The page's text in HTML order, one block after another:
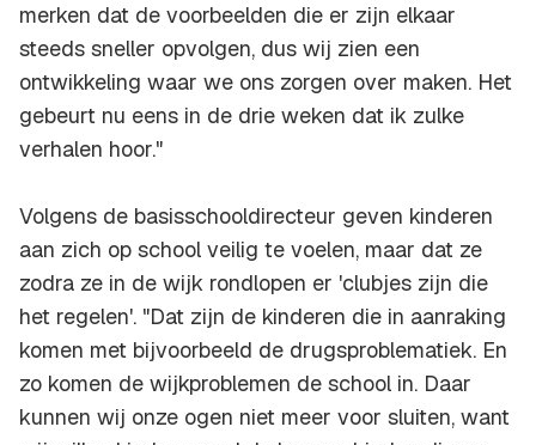
merken dat de voorbeelden die er zijn elkaar
steeds sneller opvolgen, dus wij zien een
ontwikkeling waar we ons zorgen over maken. Het
gebeurt nu eens in de drie weken dat ik zulke
verhalen hoor."
Volgens de basisschooldirecteur geven kinderen
aan zich op school veilig te voelen, maar dat ze
zodra ze in de wijk rondlopen er 'clubjes zijn die
het regelen'. "Dat zijn de kinderen die in aanraking
komen met bijvoorbeeld de drugsproblematiek. En
zo komen de wijkproblemen de school in. Daar
kunnen wij onze ogen niet meer voor sluiten, want